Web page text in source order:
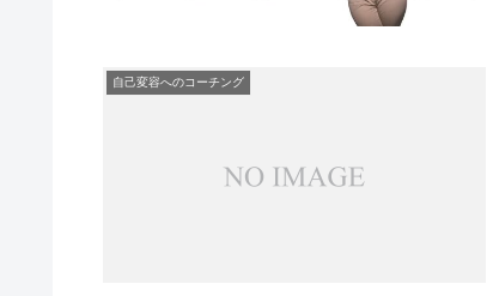
自己変容へのコーチング